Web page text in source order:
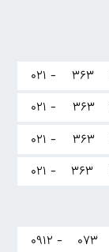
۰۲۱ - ۳۶۳
۰۲۱ -
۳۶۳
۰۲۱ -
۳۶۳
۰۲۱ -
۳۶۳
۰۹۱۲ - ۰۷۳